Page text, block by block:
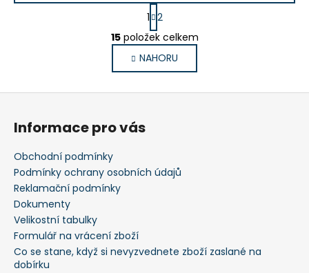
O
v
l
á
d
r
v
ý
p
S
t
r
á
n
k
o
1 2
15položek celkem
NAHORU
Informace pro vás
Obchodní podmínky
Podmínky ochrany osobních údajů
Reklamační podmínky
Dokumenty
Velikostní tabulky
Formulář na vrácení zboží
Co se stane, když si nevyzvednete zboží zaslané na
dobírku